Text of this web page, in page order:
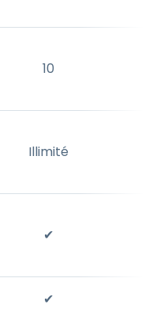
10
Illimité
✔
✔